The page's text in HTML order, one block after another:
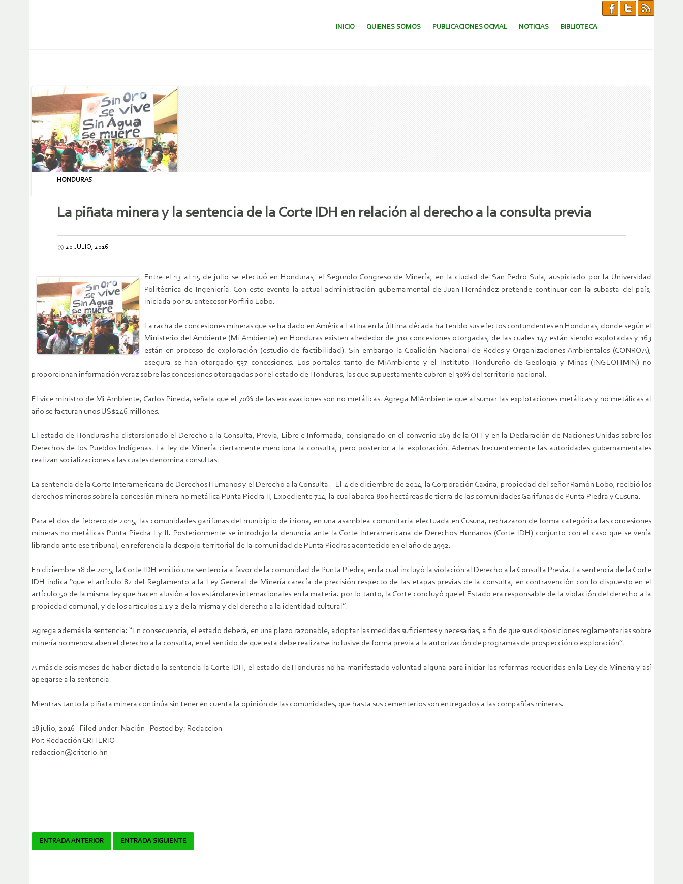
SALTAR AL CONTENIDO.
INICIO QUIENES SOMOS PUBLICACIONES OCMAL NOTICIAS BIBLIOTECA
HONDURAS
La piñata minera y la sentencia de la Corte IDH en relación al derecho a la consulta previa
20 JULIO, 2016
Entre el 13 al 15 de julio se efectuó en Honduras, el Segundo Congreso de Minería, en la ciudad de San Pedro Sula, auspiciado por la Universidad
Politécnica de Ingeniería. Con este evento la actual administración gubernamental de Juan Hernández pretende continuar con la subasta del país,
iniciada por su antecesor Porfirio Lobo.
La racha de concesiones mineras que se ha dado en América Latina en la última década ha tenido sus efectos contundentes en Honduras, donde según el
Ministerio del Ambiente (Mi Ambiente) en Honduras existen alrededor de 310 concesiones otorgadas, de las cuales 147 están siendo explotadas y 163
están en proceso de exploración (estudio de factibilidad). Sin embargo la Coalición Nacional de Redes y Organizaciones Ambientales (CONROA),
asegura se han otorgado 537 concesiones. Los portales tanto de MiAmbiente y el Instituto Hondureño de Geología y Minas (INGEOHMIN) no
proporcionan información veraz sobre las concesiones otoragadas por el estado de Honduras, las que supuestamente cubren el 30% del territorio nacional.
El vice ministro de Mi Ambiente, Carlos Pineda, señala que el 70% de las excavaciones son no metálicas. Agrega MIAmbiente que al sumar las explotaciones metálicas y no metálicas al
año se facturan unos US$246 millones.
El estado de Honduras ha distorsionado el Derecho a la Consulta, Previa, Libre e Informada, consignado en el convenio 169 de la OIT y en la Declaración de Naciones Unidas sobre los
Derechos de los Pueblos Indígenas. La ley de Minería ciertamente menciona la consulta, pero posterior a la exploración. Ademas frecuentemente las autoridades gubernamentales
realizan socializaciones a las cuales denomina consultas.
La sentencia de la Corte Interamericana de Derechos Humanos y el Derecho a la Consulta. El 4 de diciembre de 2014, la Corporación Caxina, propiedad del señor Ramón Lobo, recibió los
derechos mineros sobre la concesión minera no metálica Punta Piedra II, Expediente 714, la cual abarca 800 hectáreas de tierra de las comunidades Garifunas de Punta Piedra y Cusuna.
Para el dos de febrero de 2015, las comunidades garifunas del municipio de iriona, en una asamblea comunitaria efectuada en Cusuna, rechazaron de forma categórica las concesiones
mineras no metálicas Punta Piedra I y II. Posteriormente se introdujo la denuncia ante la Corte Interamericana de Derechos Humanos (Corte IDH) conjunto con el caso que se venía
librando ante ese tribunal, en referencia la despojo territorial de la comunidad de Punta Piedras acontecido en el año de 1992.
En diciembre 18 de 2015, la Corte IDH emitió una sentencia a favor de la comunidad de Punta Piedra, en la cual incluyó la violación al Derecho a la Consulta Previa. La sentencia de la Corte
IDH indica “que el artículo 82 del Reglamento a la Ley General de Minería carecía de precisión respecto de las etapas previas de la consulta, en contravención con lo dispuesto en el
artículo 50 de la misma ley que hacen alusión a los estándares internacionales en la materia. por lo tanto, la Corte concluyó que el Estado era responsable de la violación del derecho a la
propiedad comunal, y de los artículos 1.1 y 2 de la misma y del derecho a la identidad cultural”.
Agrega además la sentencia: “En consecuencia, el estado deberá, en una plazo razonable, adoptar las medidas suficientes y necesarias, a fin de que sus disposiciones reglamentarias sobre
minería no menoscaben el derecho a la consulta, en el sentido de que esta debe realizarse inclusive de forma previa a la autorización de programas de prospección o exploración”.
A más de seis meses de haber dictado la sentencia la Corte IDH, el estado de Honduras no ha manifestado voluntad alguna para iniciar las reformas requeridas en la Ley de Minería y así
apegarse a la sentencia.
Mientras tanto la piñata minera continúa sin tener en cuenta la opinión de las comunidades, que hasta sus cementerios son entregados a las compañías mineras.
18 julio, 2016 | Filed under: Nación | Posted by: Redaccion
Por: Redacción CRITERIO
redaccion@criterio.hn
Navegador
ENTRADA ANTERIOR ENTRADA SIGUIENTE